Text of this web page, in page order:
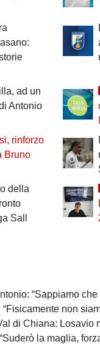
ad un
Antonio
rinforzo
Bruno
della
Sall
“Sappiamo che
non
di Chiana: Losavio
la maglia,